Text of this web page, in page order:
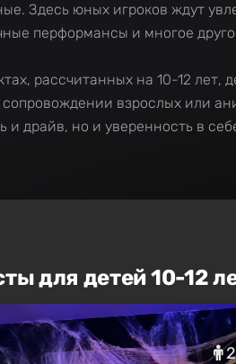
Здесь юных игроков ждут
перформансы и многое
рассчитанных на 10-12 лет,
сопровождении взрослых или
и драйв, но и уверенность в
для детей 10-12